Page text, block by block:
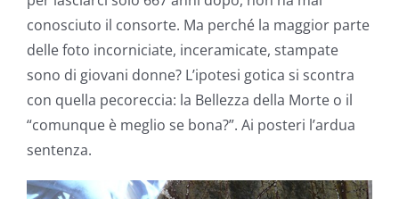
conosciuto il consorte. Ma perché la maggior parte
delle foto incorniciate, inceramicate, stampate
sono di giovani donne? L’ipotesi gotica si scontra
con quella pecoreccia: la Bellezza della Morte o il
“comunque è meglio se bona?”. Ai posteri l’ardua
sentenza.